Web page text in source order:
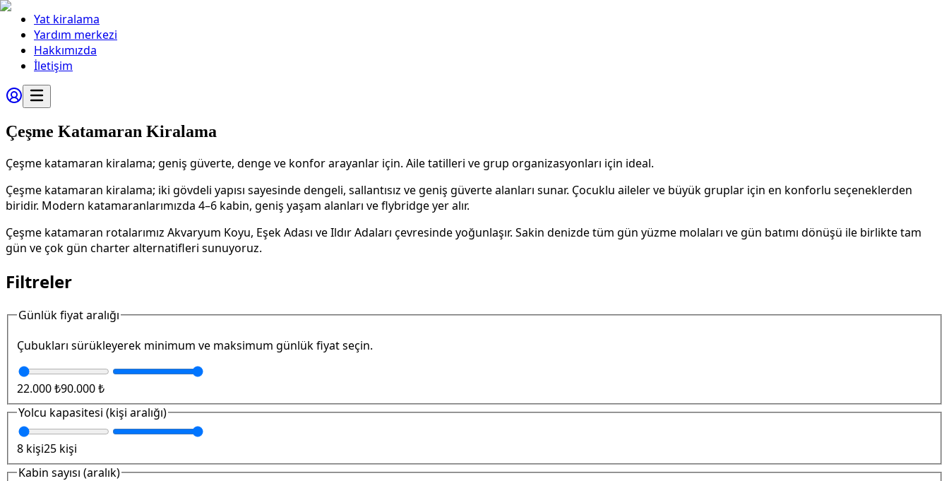
Yat kiralama
Yardım merkezi
Hakkımızda
İletişim
Çeşme Katamaran Kiralama
Çeşme katamaran kiralama; geniş güverte, denge ve konfor arayanlar için. Aile tatilleri ve grup organizasyonları için ideal.
Çeşme katamaran kiralama; iki gövdeli yapısı sayesinde dengeli, sallantısız ve geniş güverte alanları sunar. Çocuklu aileler ve büyük gruplar için en konforlu seçeneklerden
biridir. Modern katamaranlarımızda 4–6 kabin, geniş yaşam alanları ve flybridge yer alır.
Çeşme katamaran rotalarımız Akvaryum Koyu, Eşek Adası ve Ildır Adaları çevresinde yoğunlaşır. Sakin denizde tüm gün yüzme molaları ve gün batımı dönüşü ile birlikte tam
gün ve çok gün charter alternatifleri sunuyoruz.
Filtreler
Günlük fiyat aralığı
Çubukları sürükleyerek minimum ve maksimum günlük fiyat seçin.
22.000 ₺90.000 ₺
Yolcu kapasitesi (kişi aralığı)
8 kişi25 kişi
Kabin sayısı (aralık)